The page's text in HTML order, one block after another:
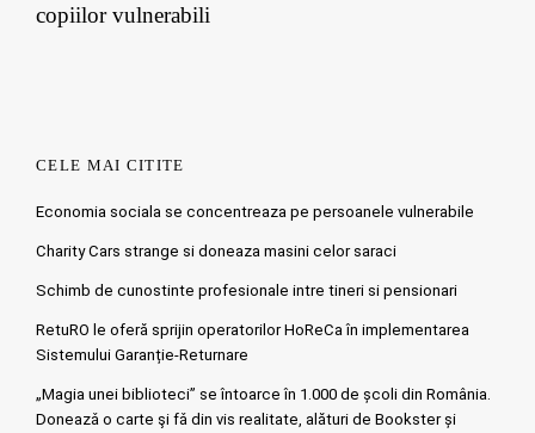
copiilor vulnerabili
CELE MAI CITITE
Economia sociala se concentreaza pe persoanele vulnerabile
Charity Cars strange si doneaza masini celor saraci
Schimb de cunostinte profesionale intre tineri si pensionari
RetuRO le oferă sprijin operatorilor HoReCa în implementarea
Sistemului Garanție-Returnare
„Magia unei biblioteci” se întoarce în 1.000 de școli din România.
Doneazǎ o carte şi fǎ din vis realitate, alături de Bookster și